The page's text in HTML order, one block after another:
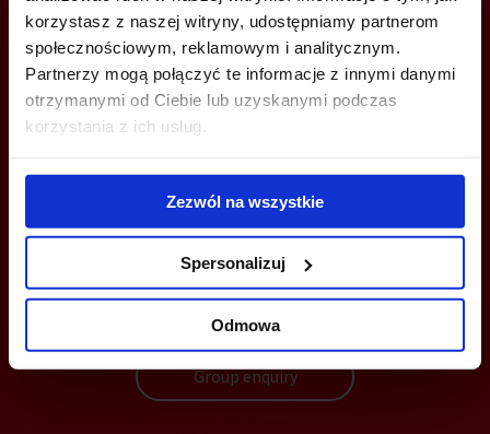
korzystasz z naszej witryny, udostępniamy partnerom
społecznościowym, reklamowym i analitycznym.
Partnerzy mogą połączyć te informacje z innymi danymi
otrzymanymi od Ciebie lub uzyskanymi podczas
korzystania z ich usług.
Zezwól na wszystkie
Spersonalizuj
Odmowa
Are you interested in this offer?
flexoffice@officefinder.pl
Send enquiry
Group enquiry